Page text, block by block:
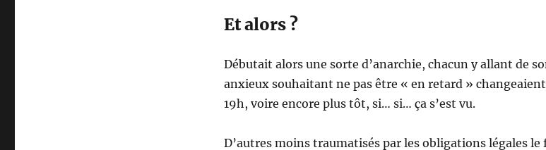
Et alors ?
Débutait alors une sorte d’anarchie, chacun y allant de
anxieux souhaitant ne pas être « en retard »
19h, voire encore plus tôt, si… si… ça s’est vu.
D’autres moins traumatisés par les obligations légales le